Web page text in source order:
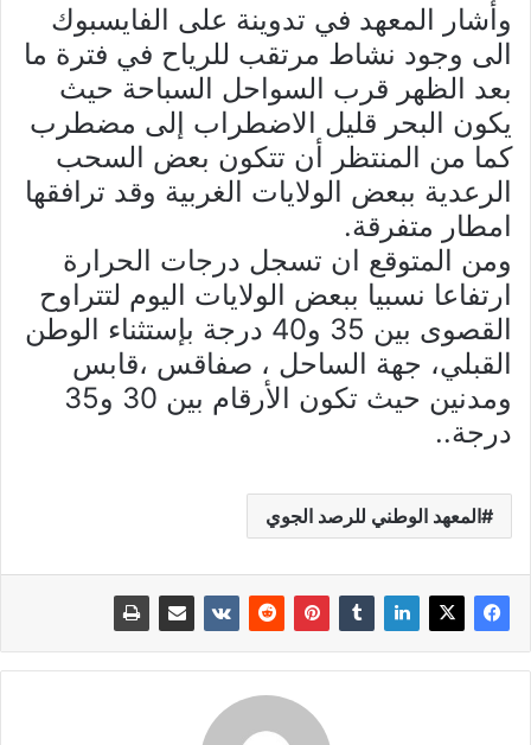
وأشار المعهد في تدوينة على الفايسبوك
الى وجود نشاط مرتقب للرياح في فترة ما
بعد الظهر قرب السواحل السباحة حيث
يكون البحر قليل الاضطراب إلى مضطرب
كما من المنتظر أن تتكون بعض السحب
الرعدية ببعض الولايات الغربية وقد ترافقها
امطار متفرقة.
ومن المتوقع ان تسجل درجات الحرارة
ارتفاعا نسبيا ببعض الولايات اليوم لتتراوح
القصوى بين 35 و40 درجة بإستثناء الوطن
القبلي، جهة الساحل ، صفاقس ،قابس
ومدنين حيث تكون الأرقام بين 30 و35
درجة..
المعهد الوطني للرصد الجوي